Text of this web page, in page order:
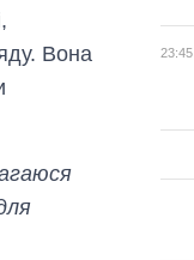
Вона
23:45